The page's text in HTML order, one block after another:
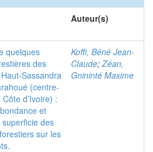
Auteur(s)
quelques
des
Sassandra
(centre-
d’Ivoire) :
et
des
sur les
Koffi, Béné Jean-
Claude; Zéan,
Gnininté Maxime